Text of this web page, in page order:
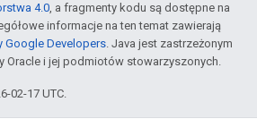
4.0, a fragmenty kodu są dostępne na
informacje na ten temat zawierają
Google Developers. Java jest zastrzeżonym
Oracle i jej podmiotów stowarzyszonych.
02-17 UTC.